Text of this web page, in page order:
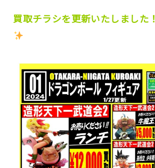
買取チラシを更新いたしました！